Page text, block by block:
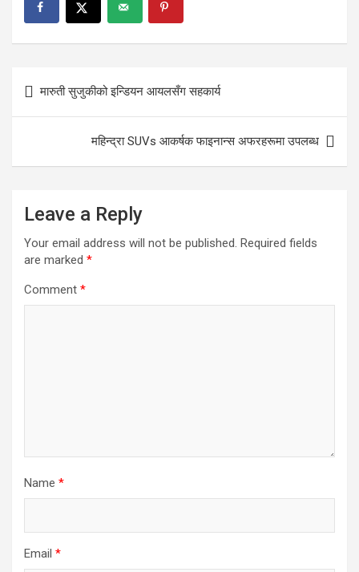
navigation
मारुती सुजुकीको इन्डियन आयलसँग सहकार्य
महिन्द्रा SUVs आकर्षक फाइनान्स अफरहरूमा उपलब्ध
Leave a Reply
Your email address will not be published. Required fields
are marked *
Comment *
Name *
Email *